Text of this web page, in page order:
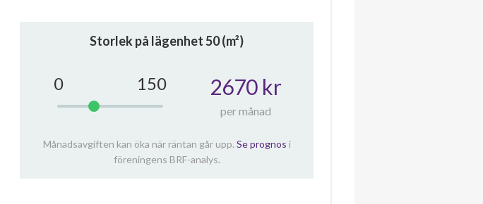
Storlek på lägenhet50(m²)
0 150 2670 kr
per månad
Månadsavgiften kan öka när räntan går upp. Se prognos i
föreningens BRF-analys.